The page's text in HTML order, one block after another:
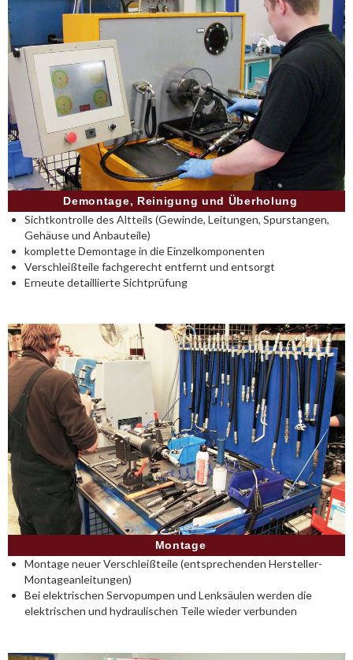
Demontage, Reinigung und Überholung
Sichtkontrolle des Altteils (Gewinde, Leitungen, Spurstangen,
Gehäuse und Anbauteile)
komplette Demontage in die Einzelkomponenten
Verschleißteile fachgerecht entfernt und entsorgt
Erneute detaillierte Sichtprüfung
Montage
Montage neuer Verschleißteile (entsprechenden Hersteller-
Montageanleitungen)
Bei elektrischen Servopumpen und Lenksäulen werden die
elektrischen und hydraulischen Teile wieder verbunden